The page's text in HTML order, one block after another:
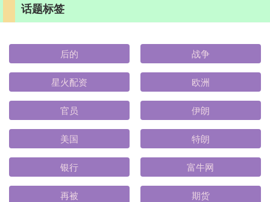
话题标签
后的 战争
星火配资 欧洲
官员 伊朗
美国 特朗
银行 富牛网
再被 期货